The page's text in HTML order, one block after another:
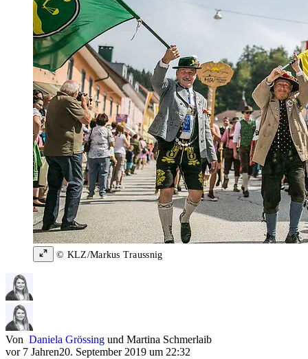
© KLZ/Markus Traussnig
Von Daniela Grössing und Martina Schmerlaib
vor 7 Jahren20. September 2019 um 22:32